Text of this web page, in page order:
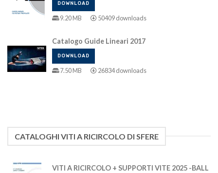
DOWNLOAD
9.20 MB 50409 downloads
Catalogo Guide Lineari 2017
DOWNLOAD
7.50 MB 26834 downloads
CATALOGHI VITI A RICIRCOLO DI SFERE
VITI A RICIRCOLO + SUPPORTI VITE 2025 -BALL